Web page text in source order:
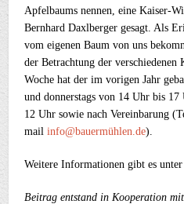
Apfelbaums nennen, eine Kaiser-
Bernhard Daxlberger gesagt. Als
vom eigenen Baum von uns
der Betrachtung der
Woche hat der im vorigen Jahr
und donnerstags von 14 Uhr bis
12 Uhr sowie nach Vereinbarung
mailinfo@bauermühlen.de).
Weitere Informationen gibt es
Beitrag entstand in Kooperation